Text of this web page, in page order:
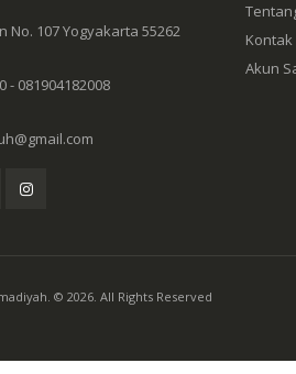
No. 107 Yogyakarta 55262
- 081904182008
Kontak
Akun
© 2026. All Rights Reserved